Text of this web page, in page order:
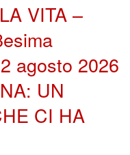
VITA –
agosto 2026
UN
CI HA